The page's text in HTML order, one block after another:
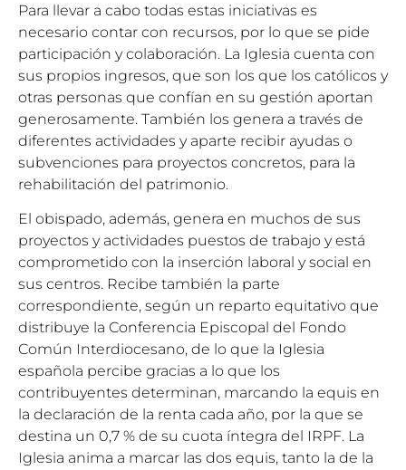
Para llevar a cabo todas estas iniciativas es
necesario contar con recursos, por lo que se pide
participación y colaboración. La Iglesia cuenta con
sus propios ingresos, que son los que los católicos y
otras personas que confían en su gestión aportan
generosamente. También los genera a través de
diferentes actividades y aparte recibir ayudas o
subvenciones para proyectos concretos, para la
rehabilitación del patrimonio.
El obispado, además, genera en muchos de sus
proyectos y actividades puestos de trabajo y está
comprometido con la inserción laboral y social en
sus centros. Recibe también la parte
correspondiente, según un reparto equitativo que
distribuye la Conferencia Episcopal del Fondo
Común Interdiocesano, de lo que la Iglesia
española percibe gracias a lo que los
contribuyentes determinan, marcando la equis en
la declaración de la renta cada año, por la que se
destina un 0,7 % de su cuota íntegra del IRPF. La
Iglesia anima a marcar las dos equis, tanto la de la